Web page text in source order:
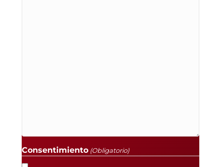
Consentimiento (Obligatorio)